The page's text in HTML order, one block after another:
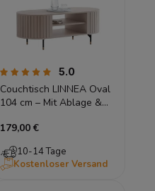
5.0
Couchtisch LINNEA Oval
104 cm – Mit Ablage &
Beige
179,00 €
10-14 Tage
Kostenloser Versand